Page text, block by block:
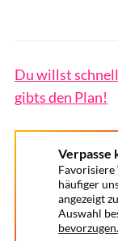
Du willst
gibts den Plan!
Verpasse
Favorisiere
häufiger
angezeigt
Auswahl
bevorzugen.